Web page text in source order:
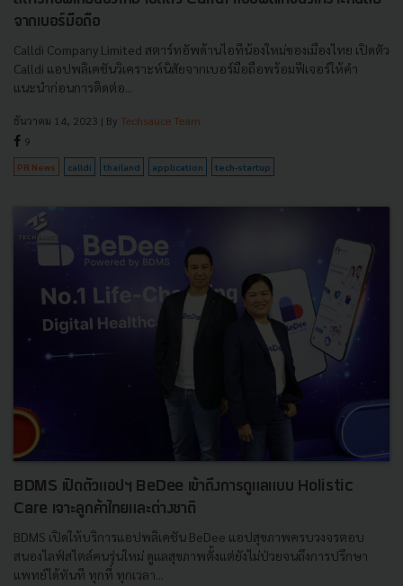
จากเบอร์มือถือ
Calldi Company Limited สตาร์ทอัพด้านไอทีน้องใหม่ของเมืองไทย เปิดตัว
Calldi แอปพลิเคชันวิเคราะห์นิสัยจากเบอร์มือถือพร้อมฟีเจอร์ให้คำ
แนะนำก่อนการติดต่อ...
ธันวาคม 14, 2023 | By Techsauce Team
9
PR News calldi thailand application tech-startup
BDMS เปิดตัวแอปฯ BeDee เข้าถึงการดูแลแบบ Holistic
Care เจาะลูกค้าไทยและต่างชาติ
BDMS เปิดให้บริการแอปพลิเคชัน BeDee แอปสุขภาพครบวงจรตอบ
สนองไลฟ์สไตล์คนรุ่นใหม่ ดูแลสุขภาพตั้งแต่ยังไม่ป่วยจนถึงการปรึกษา
แพทย์ได้ทันที ทุกที่ ทุกเวลา...